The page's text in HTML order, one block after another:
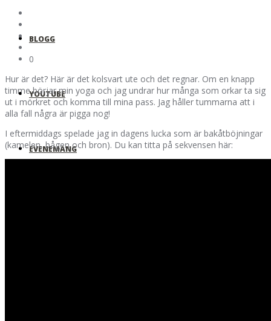
BLOGG
YOUTUBE
EVENEMANG
0
Hur är det? Här är det kolsvart ute och det regnar. Om en knapp
timme börjar min yoga och jag undrar hur många som orkar ta sig
ut i mörkret och komma till mina pass. Jag håller tummarna att i
alla fall några är pigga nog!
I eftermiddags spelade jag in dagens lucka som är bakåtböjningar
(kamelen, bågen och bron). Du kan titta på sekvensen här: